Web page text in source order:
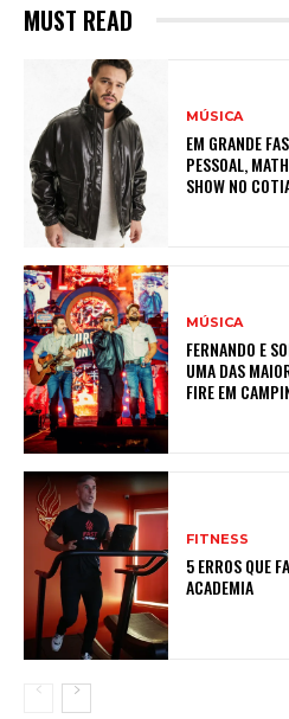
MUST READ
MÚSICA
EM GRANDE
PESSOAL,
SHOW NO
MÚSICA
FERNANDO E
UMA DAS
FIRE EM
FITNESS
5 ERROS QUE
ACADEMIA